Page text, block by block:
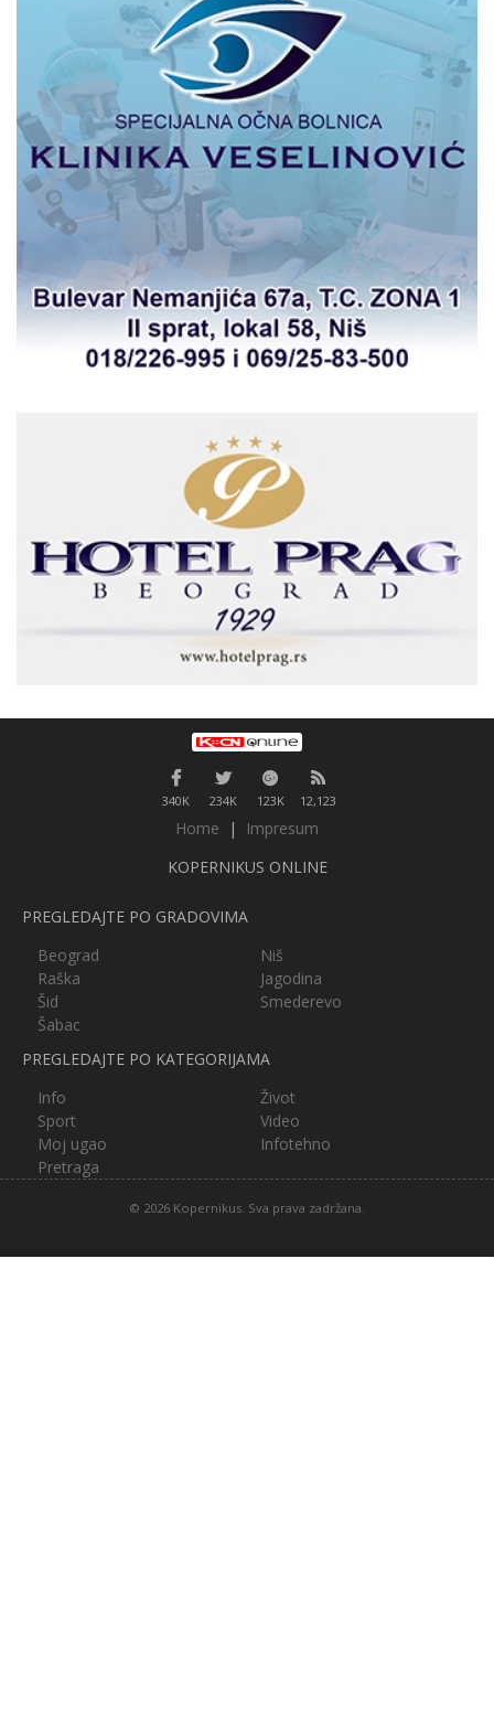
340K 234K 123K 12,123
Home |
Impresum
KOPERNIKUS ONLINE
PREGLEDAJTE PO GRADOVIMA
Beograd
Niš
Raška
Jagodina
Šid
Smederevo
Šabac
PREGLEDAJTE PO KATEGORIJAMA
Info
Život
Sport
Video
Moj ugao
Infotehno
Pretraga
© 2026 Kopernikus. Sva prava zadržana.